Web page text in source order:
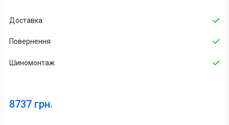
Доставка
Повернення
Шиномонтаж
8737 грн.